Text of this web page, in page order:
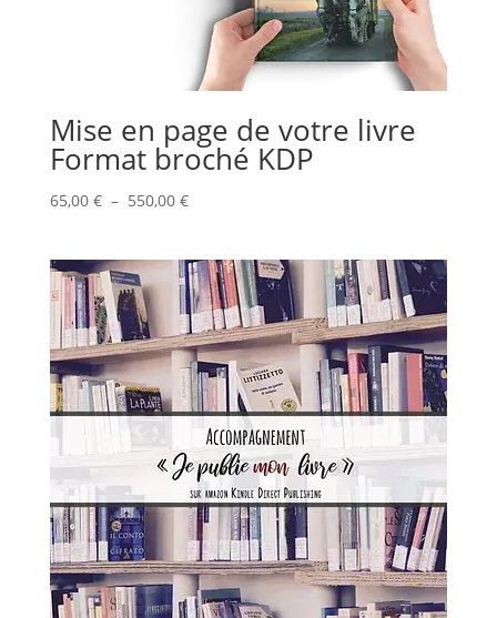
Mise en page de votre livre
Format broché KDP
65,00 € – 550,00 €Plage
65,00 €
à
550,00 €